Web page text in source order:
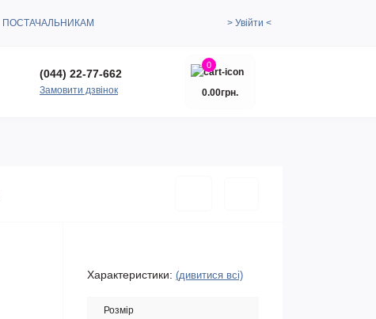
ПОСТАЧАЛЬНИКАМ > Увійти <
(044) 22-77-662
Замовити дзвінок
0
0.00грн.
Характеристики: (дивитися всі)
Розмір